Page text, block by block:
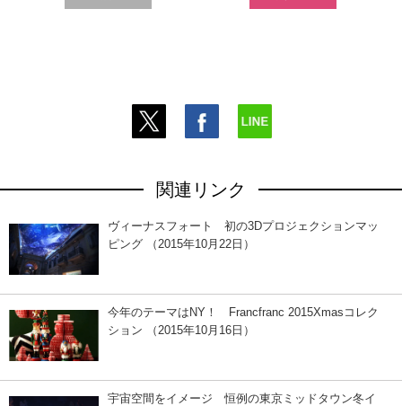
関連リンク
ヴィーナスフォート 初の3Dプロジェクションマッ
ピング （2015年10月22日）
今年のテーマはNY！ Francfranc 2015Xmasコレク
ション （2015年10月16日）
宇宙空間をイメージ 恒例の東京ミッドタウン冬イ